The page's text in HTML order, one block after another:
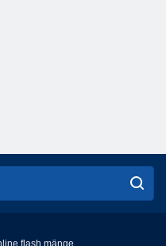
flash mänge